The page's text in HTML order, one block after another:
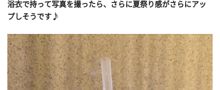
浴衣で持って写真を撮ったら、さらに夏祭り感がさらにアッ
プしそうです♪